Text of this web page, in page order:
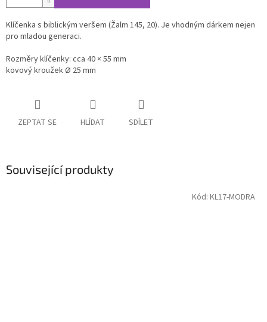
Klíčenka s biblickým veršem (Žalm 145, 20). Je vhodným dárkem nejen
pro mladou generaci.
Rozměry klíčenky: cca 40 × 55 mm
kovový kroužek Ø 25 mm
ZEPTAT SE HLÍDAT SDÍLET
Související produkty
Kód: KL17-MODRA